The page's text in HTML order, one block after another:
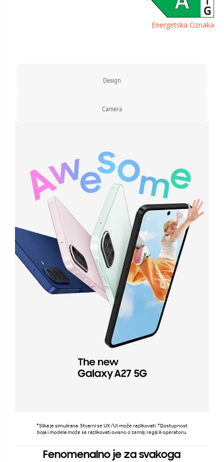
Energetska Oznaka
Design
Camera
*Slika je simulirana. Stvarni se UX/UI može razlikovati. *Dostupnost
boja i modela može se razlikovati ovisno o zemlji, regiji ili operatoru.
Fenomenalno je za svakoga